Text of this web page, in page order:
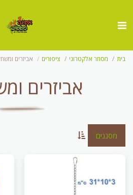
בית מסחר אלקטרוני ציפורים אביזרים
אביזרים
מסננים